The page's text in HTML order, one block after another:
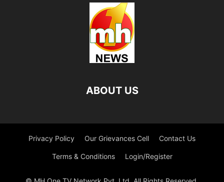
ABOUT US
Privacy Policy Our Grievances Cell Contact Us
Terms & Conditions Login/Register